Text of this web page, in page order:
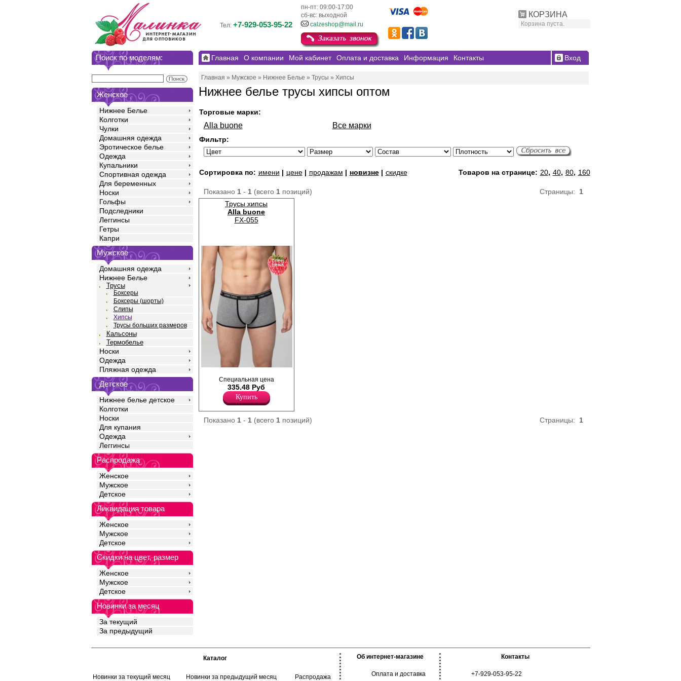
КОРЗИНА
Корзина пуста.
пн-пт: 09:00-17:00
сб-вс: выходной
Тел: +7-929-053-95-22 calzeshop@mail.ru
Поиск по моделям:
Женское
Нижнее Белье
Колготки
Чулки
Домашняя одежда
Эротическое белье
Одежда
Купальники
Спортивная одежда
Для беременных
Носки
Гольфы
Подследники
Леггинсы
Гетры
Капри
Мужское
Домашняя одежда
Нижнее Белье
Трусы
Боксеры
Боксеры (шорты)
Слипы
Хипсы
Трусы больших размеров
Кальсоны
Термобелье
Носки
Одежда
Пляжная одежда
Детское
Нижнее белье детское
Колготки
Носки
Для купания
Одежда
Леггинсы
Распродажа
Женское
Мужское
Детское
Ликвидация товара
Женское
Мужское
Детское
Скидки на цвет, размер
Женское
Мужское
Детское
Новинки за месяц
За текущий
За предыдущий
Главная О компании Мой кабинет Оплата и доставка Информация Контакты Вход
Главная » Мужское » Нижнее Белье » Трусы » Хипсы
Нижнее белье трусы хипсы оптом
Торговые марки:
Alla buone Все марки
Фильтр:
Сортировка по: имени | цене| продажам | новизне| скидке Товаров на странице: 20, 40, 80, 160
Страницы: 1
Показано 1- 1(всего 1позиций)
Трусы хипсы
Alla buone
FX-055
контрастной окантовкой, на мягкой
Эластан 5%
спец
цена
Специальная цена
335.48 Руб
Купить
Страницы: 1
Показано 1- 1(всего 1позиций)
Каталог
Новинки за текущий месяц Новинки за предыдущий месяц Распродажа
Об интернет-магазине
Оплата и доставка
Контакты
+7-929-053-95-22